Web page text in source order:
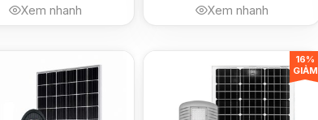
Xem nhanh Xem nhanh
16%
GIẢM